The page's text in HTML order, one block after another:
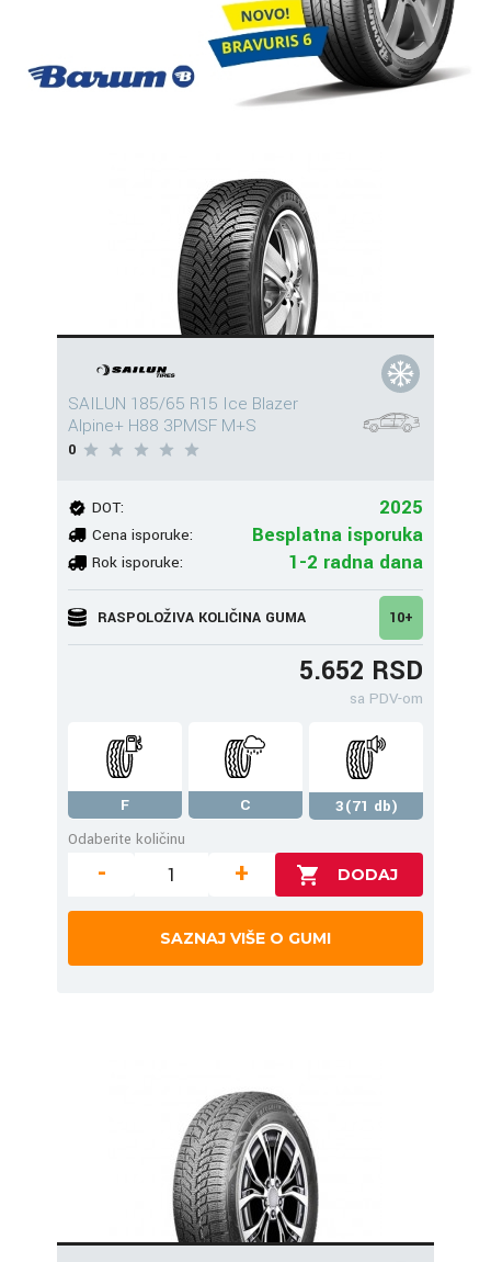
SAILUN 185/65 R15 Ice Blazer
Alpine+ H88 3PMSF M+S
0
DOT: 2025
Cena isporuke: Besplatna isporuka
Rok isporuke: 1-2 radna dana
RASPOLOŽIVA KOLIČINA GUMA 10+
5.652 RSD
sa PDV-om
F C
3(71 db)
Odaberite količinu
- +
SAZNAJ VIŠE O GUMI